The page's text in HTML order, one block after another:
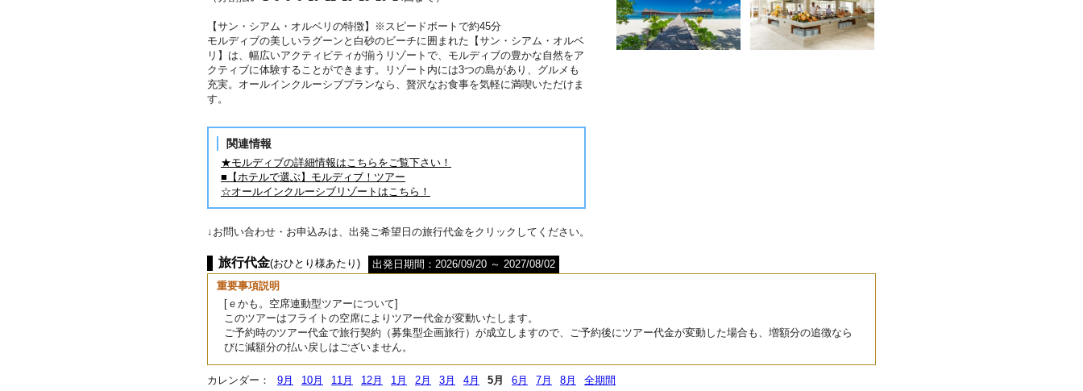
【サン・シアム・オルベリの特徴】※スピードボートで約45分
モルディブの美しいラグーンと白砂のビーチに囲まれた【サン・シアム・オルベ
リ】は、幅広いアクティビティが揃うリゾートで、モルディブの豊かな自然をア
クティブに体験することができます。リゾート内には3つの島があり、グルメも
充実。オールインクルーシブプランなら、贅沢なお食事を気軽に満喫いただけま
す。
関連情報
★モルディブの詳細情報はこちらをご覧下さい！
■【ホテルで選ぶ】モルディブ！ツアー
☆オールインクルーシブリゾートはこちら！
↓お問い合わせ・お申込みは、出発ご希望日の旅行代金をクリックしてください。
旅行代金(おひとり様あたり)
出発日期間：2026/09/20 ～ 2027/08/02
重要事項説明
[ｅかも。空席連動型ツアーについて]
このツアーはフライトの空席によりツアー代金が変動いたします。
ご予約時のツアー代金で旅行契約（募集型企画旅行）が成立しますので、ご予約後にツアー代金が変動した場合も、増額分の追徴なら
びに減額分の払い戻しはございません。
カレンダー： 9月 10月 11月 12月 1月 2月 3月 4月 5月 6月 7月 8月 全期間